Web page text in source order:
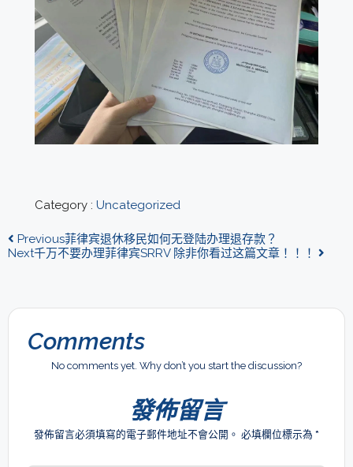
Category : Uncategorized
Previous菲律宾退休移民如何无登陆办理退存款？
Next千万不要办理菲律宾SRRV 除非你看过这篇文章！！！
Comments
No comments yet. Why don’t you start the discussion?
發佈留言
發佈留言必須填寫的電子郵件地址不會公開。 必填欄位標示為 *